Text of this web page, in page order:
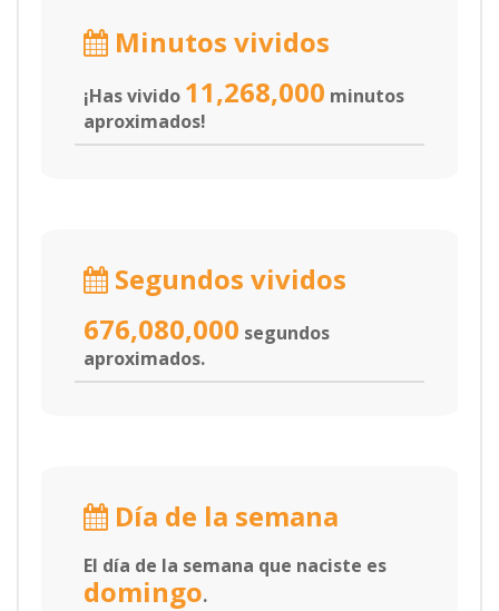
Minutos vividos
¡Has vivido 11,268,000 minutos
aproximados!
Segundos vividos
676,080,000 segundos
aproximados.
Día de la semana
El día de la semana que naciste es
domingo.